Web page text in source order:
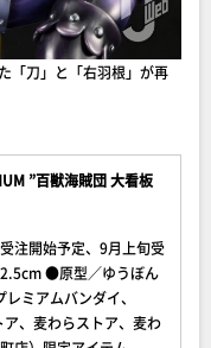
「刀」と「右羽根」が再
”百獣海賊団 大看板
注開始予定、9月上旬受
●原型／ゆうぼん
ミアムバンダイ、
、麦わらストア、麦わ